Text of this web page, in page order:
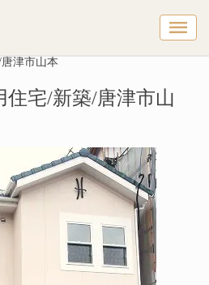
明るい店
津市山本
住宅/新築/唐津市山